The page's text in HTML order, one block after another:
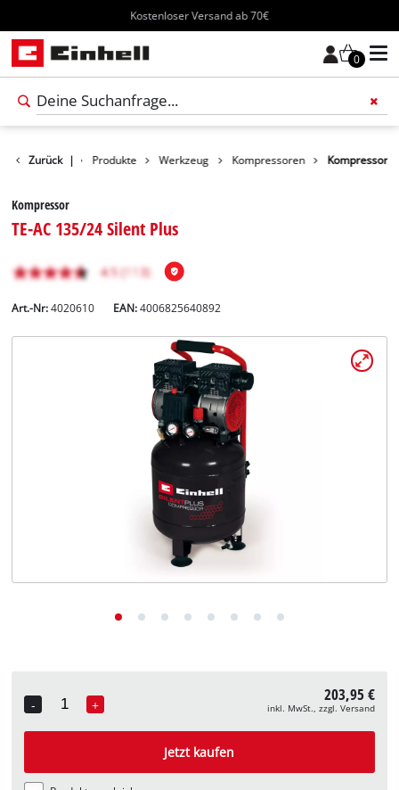
Kostenloser Versand ab 70€
0
Zurück | Produkte Werkzeug Kompressoren Kompressor
Kompressor
TE-AC 135/24 Silent Plus
Art.-Nr: 4020610 EAN:4006825640892
-
Quantity
+ 203,95 €
inkl. MwSt., zzgl. Versand
Jetzt kaufen